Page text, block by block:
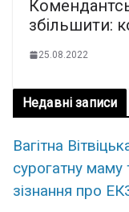
збільшити:
25.08.2022
Недавні записи
Вагітна
сурогатну маму
зізнання про